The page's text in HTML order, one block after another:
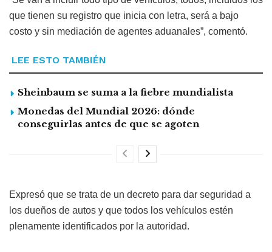
que tienen su registro que inicia con letra, será a bajo
costo y sin mediación de agentes aduanales”, comentó.
LEE ESTO TAMBIÉN
Sheinbaum se suma a la fiebre mundialista
Monedas del Mundial 2026: dónde
conseguirlas antes de que se agoten
Expresó que se trata de un decreto para dar seguridad a
los dueños de autos y que todos los vehículos estén
plenamente identificados por la autoridad.